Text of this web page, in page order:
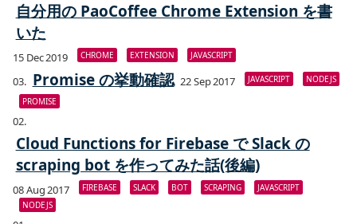
自分用の PaoCoffee Chrome Extension を書
いた
15 Dec 2019 CHROME EXTENSION JAVASCRIPT
Promise の挙動確認 22 Sep 2017 JAVASCRIPT NODEJS
PROMISE
Cloud Functions for Firebase で Slack の
scraping bot を作ってみた話(後編)
08 Aug 2017 FIREBASE SLACK BOT SCRAPING
JAVASCRIPT
NODEJS